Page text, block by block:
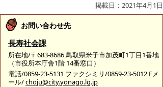
掲載日：2021年4月1日
お問い合わせ先
長寿社会課
所在地/〒683-8686 鳥取県米子市加茂町1丁目1番地
（市役所本庁舎1階 14番窓口）
電話/0859-23-5131 ファクシミリ/0859-23-5012 Eメ
ール/choju@city.yonago.lg.jp